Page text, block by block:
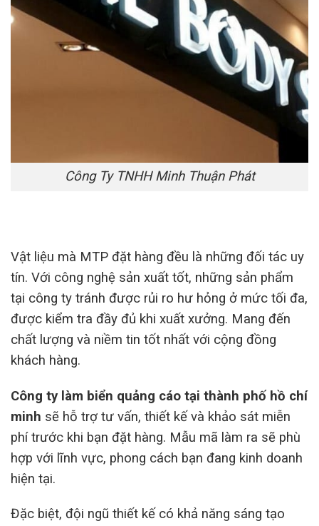
Công Ty TNHH Minh Thuận Phát
Vật liệu mà MTP đặt hàng đều là những đối tác uy
tín. Với công nghệ sản xuất tốt, những sản phẩm
tại công ty tránh được rủi ro hư hỏng ở mức tối đa,
được kiểm tra đầy đủ khi xuất xưởng. Mang đến
chất lượng và niềm tin tốt nhất với cộng đồng
khách hàng.
Công ty làm biển quảng cáo tại thành phố hồ chí
minh sẽ hỗ trợ tư vấn, thiết kế và khảo sát miễn
phí trước khi bạn đặt hàng. Mẫu mã làm ra sẽ phù
hợp với lĩnh vực, phong cách bạn đang kinh doanh
hiện tại.
Đặc biệt, đội ngũ thiết kế có khả năng sáng tạo